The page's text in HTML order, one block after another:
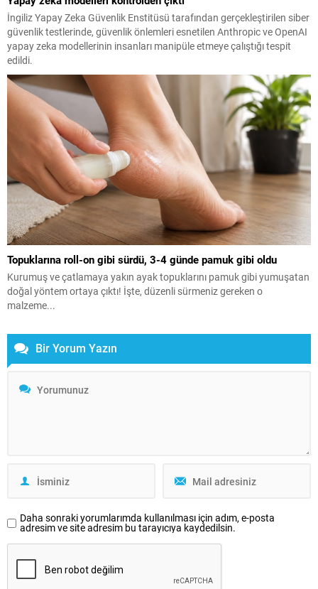
İngiliz Yapay Zeka Güvenlik Enstitüsü tarafından gerçekleştirilen siber
güvenlik testlerinde, güvenlik önlemleri esnetilen Anthropic ve OpenAI
yapay zeka modellerinin insanları manipüle etmeye çalıştığı tespit
edildi.
Topuklarına roll-on gibi sürdü, 3-4 günde pamuk gibi oldu
Kurumuş ve çatlamaya yakın ayak topuklarını pamuk gibi yumuşatan
doğal yöntem ortaya çıktı! İşte, düzenli sürmeniz gereken o
malzeme...
Bir Yorum Yazın
Daha sonraki yorumlarımda kullanılması için adım, e-posta
adresim ve site adresim bu tarayıcıya kaydedilsin.